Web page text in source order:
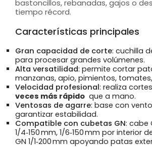
bastoncillos, rebanadas, gajos o
tiempo récord.
Características principales
Gran capacidad de corte: cuchilla
para procesar grandes volúmenes.
Alta versatilidad: permite cortar
manzanas, apio, pimientos,
Velocidad profesional: realiza
veces más rápido que a mano.
Ventosas de agarre: base con
garantizar estabilidad.
Compatible con cubetas GN: cabe
1/4‑150 mm, 1/6‑150 mm por interior
GN 1/1‑200 mm apoyando patas